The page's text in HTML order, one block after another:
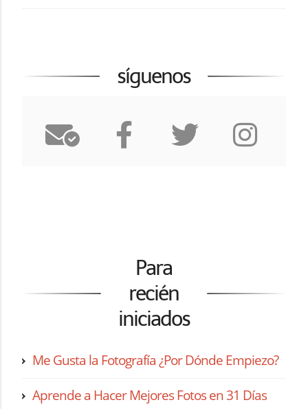
síguenos
Para
recién
iniciados
Me Gusta la Fotografía ¿Por Dónde Empiezo?
Aprende a Hacer Mejores Fotos en 31 Días